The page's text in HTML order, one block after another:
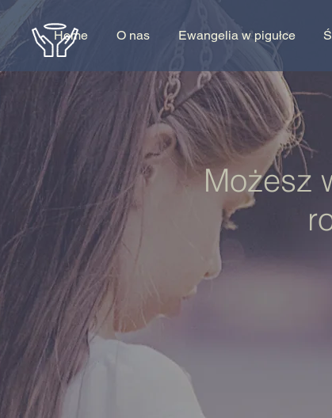
Home O nas Ewangelia w pigułce
Możesz